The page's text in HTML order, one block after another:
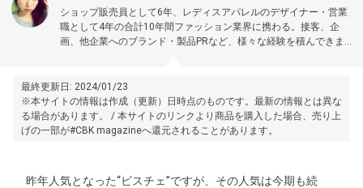
ショップ販売員として6年、レディスアパレルのデザイナー・営業
職として4年の合計10年間ファッション業界に携わる。接客、企
画、他企業へのブランド・製品PRなど、様々な経験を積んできまし
最終更新日: 2024/01/23
※本サイトの情報は作成（更新）日時点のものです。最新の情報とは異な
る場合があります。 / 本サイトのリンクより商品を購入した場合、売り上
げの一部が#CBK magazineへ還元されることがあります。
昨年人気となった“ビスチェ”ですが、その人気は今期も続